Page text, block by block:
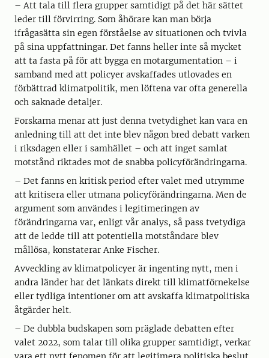
– Att tala till flera grupper samtidigt på det här sättet
leder till förvirring. Som åhörare kan man börja
ifrågasätta sin egen förståelse av situationen och tvivla
på sina uppfattningar. Det fanns heller inte så mycket
att ta fasta på för att bygga en motargumentation – i
samband med att policyer avskaffades utlovades en
förbättrad klimatpolitik, men löftena var ofta generella
och saknade detaljer.
Forskarna menar att just denna tvetydighet kan vara en
anledning till att det inte blev någon bred debatt varken
i riksdagen eller i samhället – och att inget samlat
motstånd riktades mot de snabba policyförändringarna.
– Det fanns en kritisk period efter valet med utrymme
att kritisera eller utmana policyförändringarna. Men de
argument som användes i legitimeringen av
förändringarna var, enligt vår analys, så pass tvetydiga
att de ledde till att potentiella motståndare blev
mållösa, konstaterar Anke Fischer.
Avveckling av klimatpolicyer är ingenting nytt, men i
andra länder har det länkats direkt till klimatförnekelse
eller tydliga intentioner om att avskaffa klimatpolitiska
åtgärder helt.
– De dubbla budskapen som präglade debatten efter
valet 2022, som talar till olika grupper samtidigt, verkar